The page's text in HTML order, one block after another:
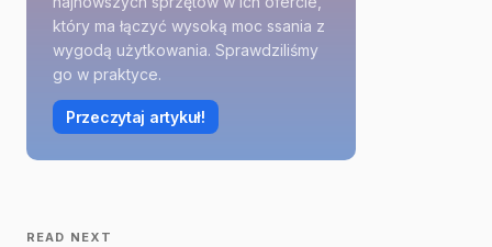
który ma łączyć wysoką moc ssania z
wygodą użytkowania. Sprawdziliśmy
go w praktyce.
Przeczytaj artykuł!
READ NEXT